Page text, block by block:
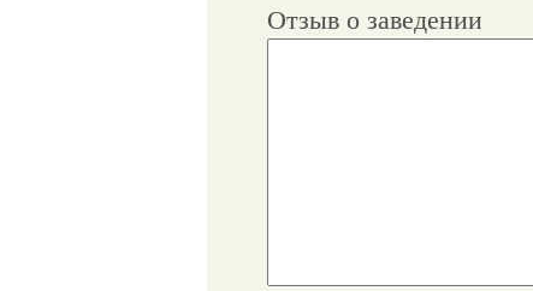
Отзыв о заведении